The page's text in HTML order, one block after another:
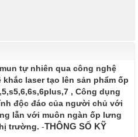
tự nhiên qua công nghệ
laser tạo lên sản phẩm ốp
, Công dụng
độc đáo của người chủ với
lẫn với muôn ngàn ốp lưng
trường. -THÔNG SỐ KỸ